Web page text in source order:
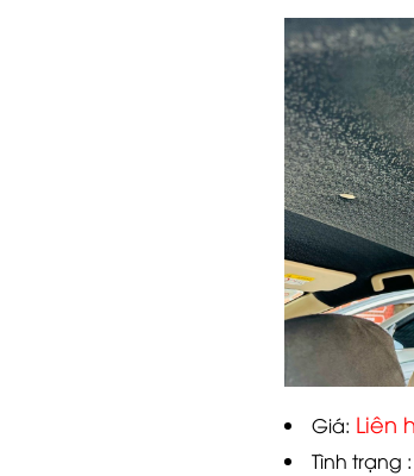
Giá: Liên
Tình trạng